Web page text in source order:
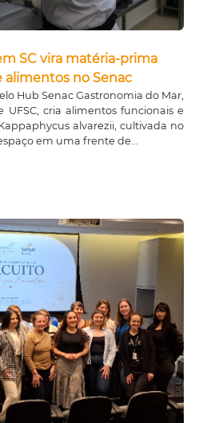
SC vira matéria-prima
alimentos no Senac
Hub Senac Gastronomia do Mar,
cria alimentos funcionais e
alvarezii, cultivada no
em uma frente de...